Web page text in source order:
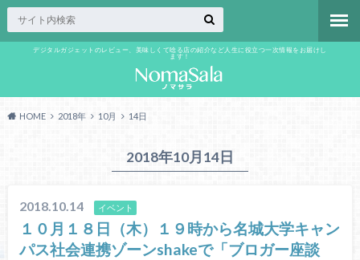
デジタルガジェットのレビュー、美味しくて唸る店の紹介など人生に役立つ一次情報をお届けし
ます！
HOME 2018年 10月 14日
2018年10月14日
2018.10.14 イベント
１０月１８日（木）１９時から名城大学キャン
パス社会連携ゾーンshakeで「ブロガー座談